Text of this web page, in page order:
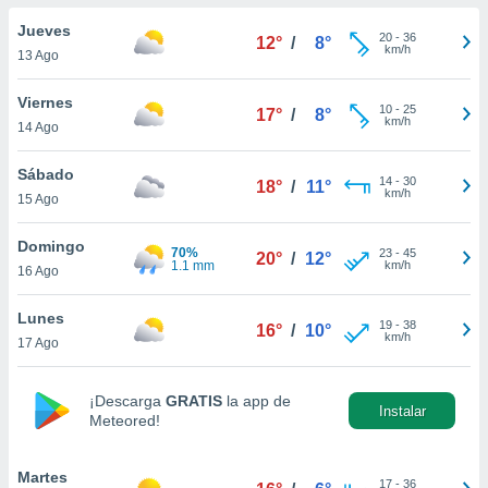
en
y
disponible
cookies
de
Jueves
13 Ago
12° / 8° 20- 36
km/h
Viernes
14 Ago
17° / 8° 10- 25
km/h
Sábado
15 Ago
18° / 11° 14- 30
km/h
Domingo
16 Ago
70%
1.1 mm
20° / 12° 23- 45
km/h
Lunes
17 Ago
16° / 10° 19- 38
km/h
¡Descarga GRATIS la app de
Meteored!
Instalar
Martes 17- 36